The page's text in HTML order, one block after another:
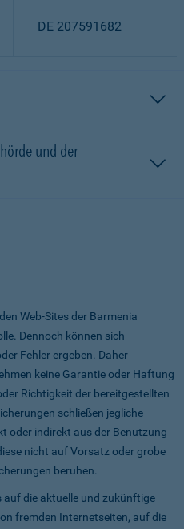
DE 207591682
und der
Web-Sites der Barmenia
Dennoch können sich
Fehler ergeben. Daher
keine Garantie oder Haftung
Richtigkeit der bereitgestellten
schließen jegliche
oder indirekt aus der Benutzung
nicht auf Vorsatz oder grobe
beruhen.
auf die aktuelle und zukünftige
fremden Internetseiten, auf die